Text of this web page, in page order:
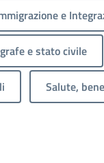
e
e stato civile
Salute,